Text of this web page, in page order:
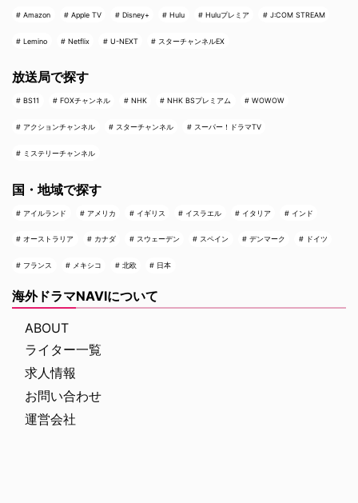
Amazon Apple TV Disney+ Hulu Huluプレミア J:COM STREAM
Lemino Netflix U-NEXT スターチャンネルEX
放送局で探す
BS11 FOXチャンネル NHK NHK BSプレミアム WOWOW
アクションチャンネル スターチャンネル スーパー！ドラマTV
ミステリーチャンネル
国・地域で探す
アイルランド アメリカ イギリス イスラエル イタリア インド
オーストラリア カナダ スウェーデン スペイン デンマーク ドイツ
フランス メキシコ 北欧 日本
海外ドラマNAVIについて
ABOUT
ライター一覧
求人情報
お問い合わせ
運営会社